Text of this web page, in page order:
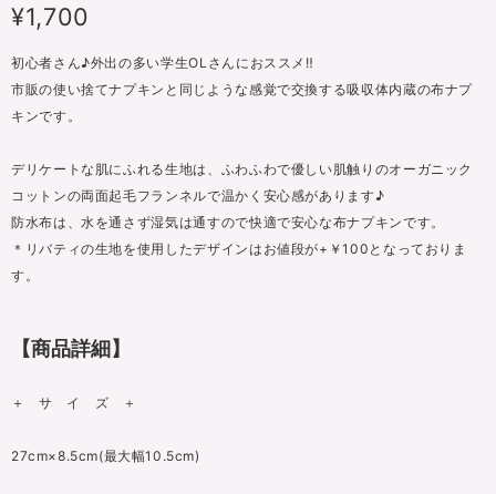
¥1,700
初心者さん♪外出の多い学生OLさんにおススメ‼
市販の使い捨てナプキンと同じような感覚で交換する吸収体内蔵の布ナプ
キンです。
デリケートな肌にふれる生地は、ふわふわで優しい肌触りのオーガニック
コットンの両面起毛フランネルで温かく安心感があります♪
防水布は、水を通さず湿気は通すので快適で安心な布ナプキンです。
＊リバティの生地を使用したデザインはお値段が+￥100となっておりま
す。
【商品詳細】
＋ サ イ ズ ＋
27cm×8.5cm(最大幅10.5cm)